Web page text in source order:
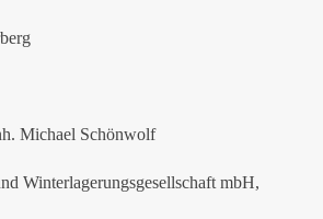
Michael Schönwolf
Winterlagerungsgesellschaft mbH,